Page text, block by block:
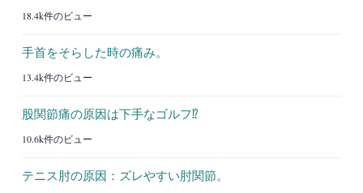
18.4k件のビュー
手首をそらした時の痛み。
13.4k件のビュー
股関節痛の原因は下手なゴルフ⁉︎
10.6k件のビュー
テニス肘の原因：ズレやすい肘関節。